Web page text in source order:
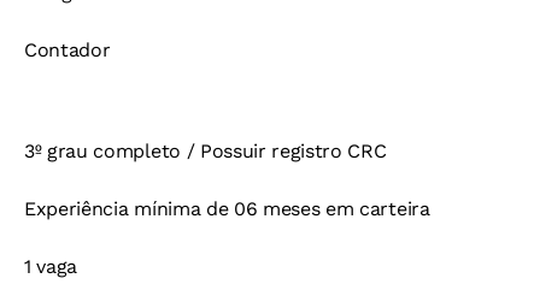
Contador
3º grau completo / Possuir registro CRC
Experiência mínima de 06 meses em carteira
1 vaga